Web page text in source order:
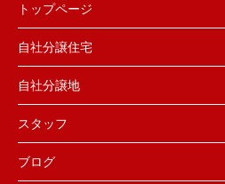
トップページ
自社分譲住宅
自社分譲地
スタッフ
ブログ